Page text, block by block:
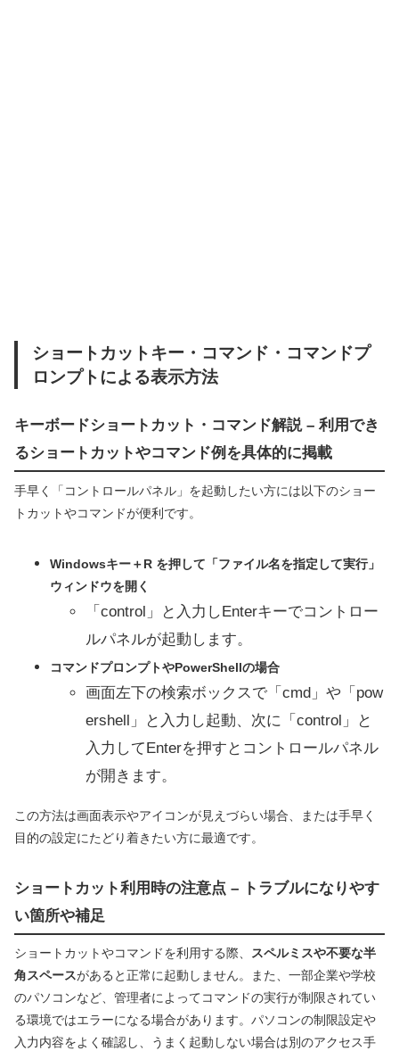
ショートカットキー・コマンド・コマンドプ
ロンプトによる表示方法
キーボードショートカット・コマンド解説 – 利用でき
るショートカットやコマンド例を具体的に掲載
手早く「コントロールパネル」を起動したい方には以下のショー
トカットやコマンドが便利です。
Windowsキー＋R を押して「ファイル名を指定して実行」
ウィンドウを開く
「control」と入力しEnterキーでコントロー
ルパネルが起動します。
コマンドプロンプトやPowerShellの場合
画面左下の検索ボックスで「cmd」や「pow
ershell」と入力し起動、次に「control」と
入力してEnterを押すとコントロールパネル
が開きます。
この方法は画面表示やアイコンが見えづらい場合、または手早く
目的の設定にたどり着きたい方に最適です。
ショートカット利用時の注意点 – トラブルになりやす
い箇所や補足
ショートカットやコマンドを利用する際、 スペルミスや不要な半
角スペースがあると正常に起動しません。また、一部企業や学校
のパソコンなど、管理者によってコマンドの実行が制限されてい
る環境ではエラーになる場合があります。パソコンの制限設定や
入力内容をよく確認し、うまく起動しない場合は別のアクセス手